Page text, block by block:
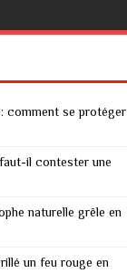
comment se protéger
il contester une
naturelle grêle en
un feu rouge en